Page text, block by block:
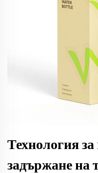
Технология за
задържане на